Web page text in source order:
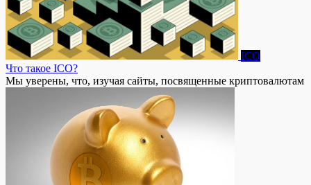
ICO
Что такое ICO?
Мы уверены, что, изучая сайты, посвященные криптовалютам